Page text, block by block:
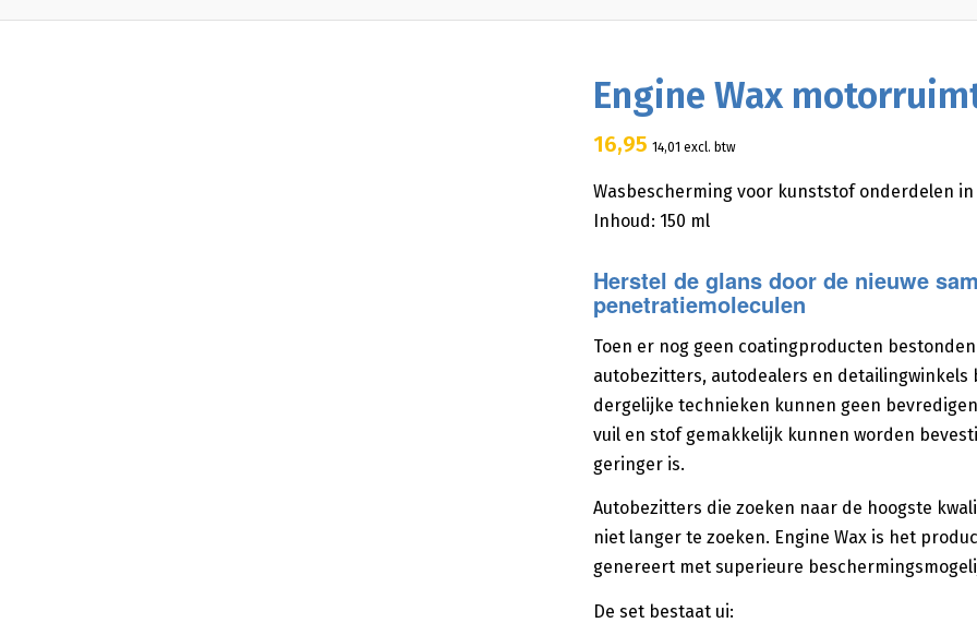
Engine Wax
16,95 14,01 excl. btw
Wasbescherming voor kunststof onderdelen
Inhoud: 150 ml
Herstel de glans door de nieuwe
penetratiemoleculen
Toen er nog geen coatingproducten
autobezitters, autodealers en detailingwinkels
dergelijke technieken kunnen geen
vuil en stof gemakkelijk kunnen worden
geringer is.
Autobezitters die zoeken naar de hoogste
niet langer te zoeken. Engine Wax is het
genereert met superieure
De set bestaat ui: